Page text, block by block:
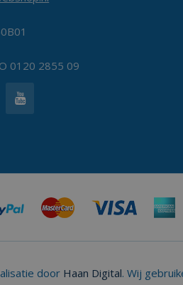
0120 2855 09
door Haan Digital. Wij